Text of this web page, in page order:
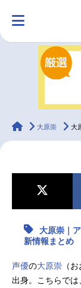
ラジオ
最新記事一覧
アニメ記事一覧
animateTimes
大原崇 大
大原崇｜
新情報まとめ
声優の大原崇 （
出身。こちらでは